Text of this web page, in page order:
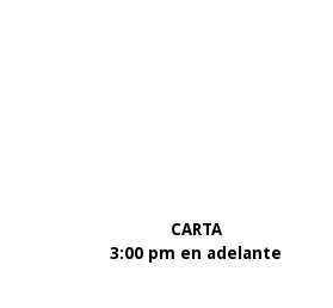
CARTA
3:00 pm en adelante